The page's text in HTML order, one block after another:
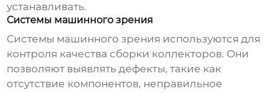
устанавливать.
Системы машинного зрения
Системы машинного зрения используются для
контроля качества сборки коллекторов. Они
позволяют выявлять дефекты, такие как
отсутствие компонентов, неправильное